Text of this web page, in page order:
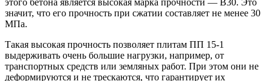
значит, что его прочность при сжатии составляет не менее 30
МПа.
Такая высокая прочность позволяет плитам ПП 15-1
выдерживать очень большие нагрузки, например, от
транспортных средств или земляных работ. При этом они не
деформируются и не трескаются, что гарантирует их